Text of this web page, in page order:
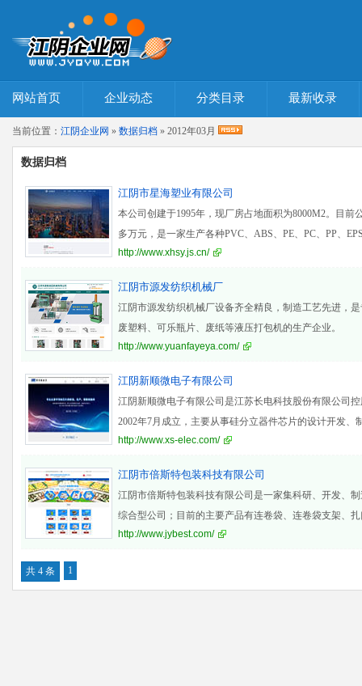
网站首页 企业动态 分类目录 最新收录
当前位置： 江阴企业网 » 数据归档 » 2012年03月
数据归档
江阴市星海塑业有限公司
本公司创建于1995年，现厂房占地面积为8000M2。目前
多万元，是一家生产各种PVC、ABS、PE、PC、PP、
http://www.xhsy.js.cn/
江阴市源发纺织机械厂
江阴市源发纺织机械厂设备齐全精良，制造工艺先进，
废塑料、可乐瓶片、废纸等液压打包机的生产企业。
http://www.yuanfayeya.com/
江阴新顺微电子有限公司
江阴新顺微电子有限公司是江苏长电科技股份有限公司
2002年7月成立，主要从事硅分立器件芯片的设计开发、
是江
http://www.xs-elec.com/
江阴市倍斯特包装科技有限公司
江阴市倍斯特包装科技有限公司是一家集科研、开发、
综合型公司；目前的主要产品有连卷袋、连卷袋支架、
扎口铝钉
http://www.jybest.com/
共 4 条 1